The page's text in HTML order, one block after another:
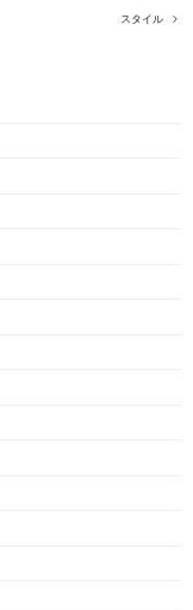
スタイル